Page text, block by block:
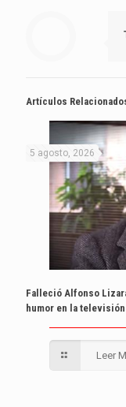
Artículos
5 agosto, 2026
Falleció Alfonso
humor en la
Leer